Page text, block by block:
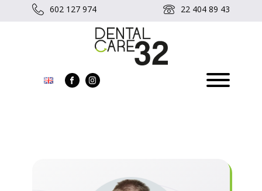
602 127 974 22 404 89 43